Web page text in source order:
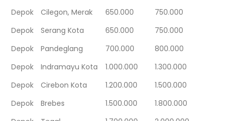
Depok
Cilegon, Merak 650.000
750.000
Depok
Serang Kota 650.000
750.000
Depok
Pandeglang 700.000
800.000
Depok
Indramayu Kota 1.000.000
1.300.000
Depok
Cirebon Kota 1.200.000
1.500.000
Depok
Brebes 1.500.000
1.800.000